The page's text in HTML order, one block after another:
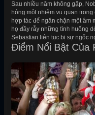
Sau nhiều năm không gặp,
hỏng một nhiệm vụ quan
hợp tác để ngăn chặn một âm
họ đầy rẫy những tình huống
Sebastian liên tục bị sự ngốc
Điểm Nổi Bật Của